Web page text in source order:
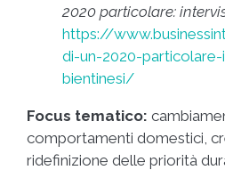
2020 particolare:
https://
di-un-2020-
bientinesi/
Focus tematico:
comportamenti domestici,
ridefinizione delle priorità